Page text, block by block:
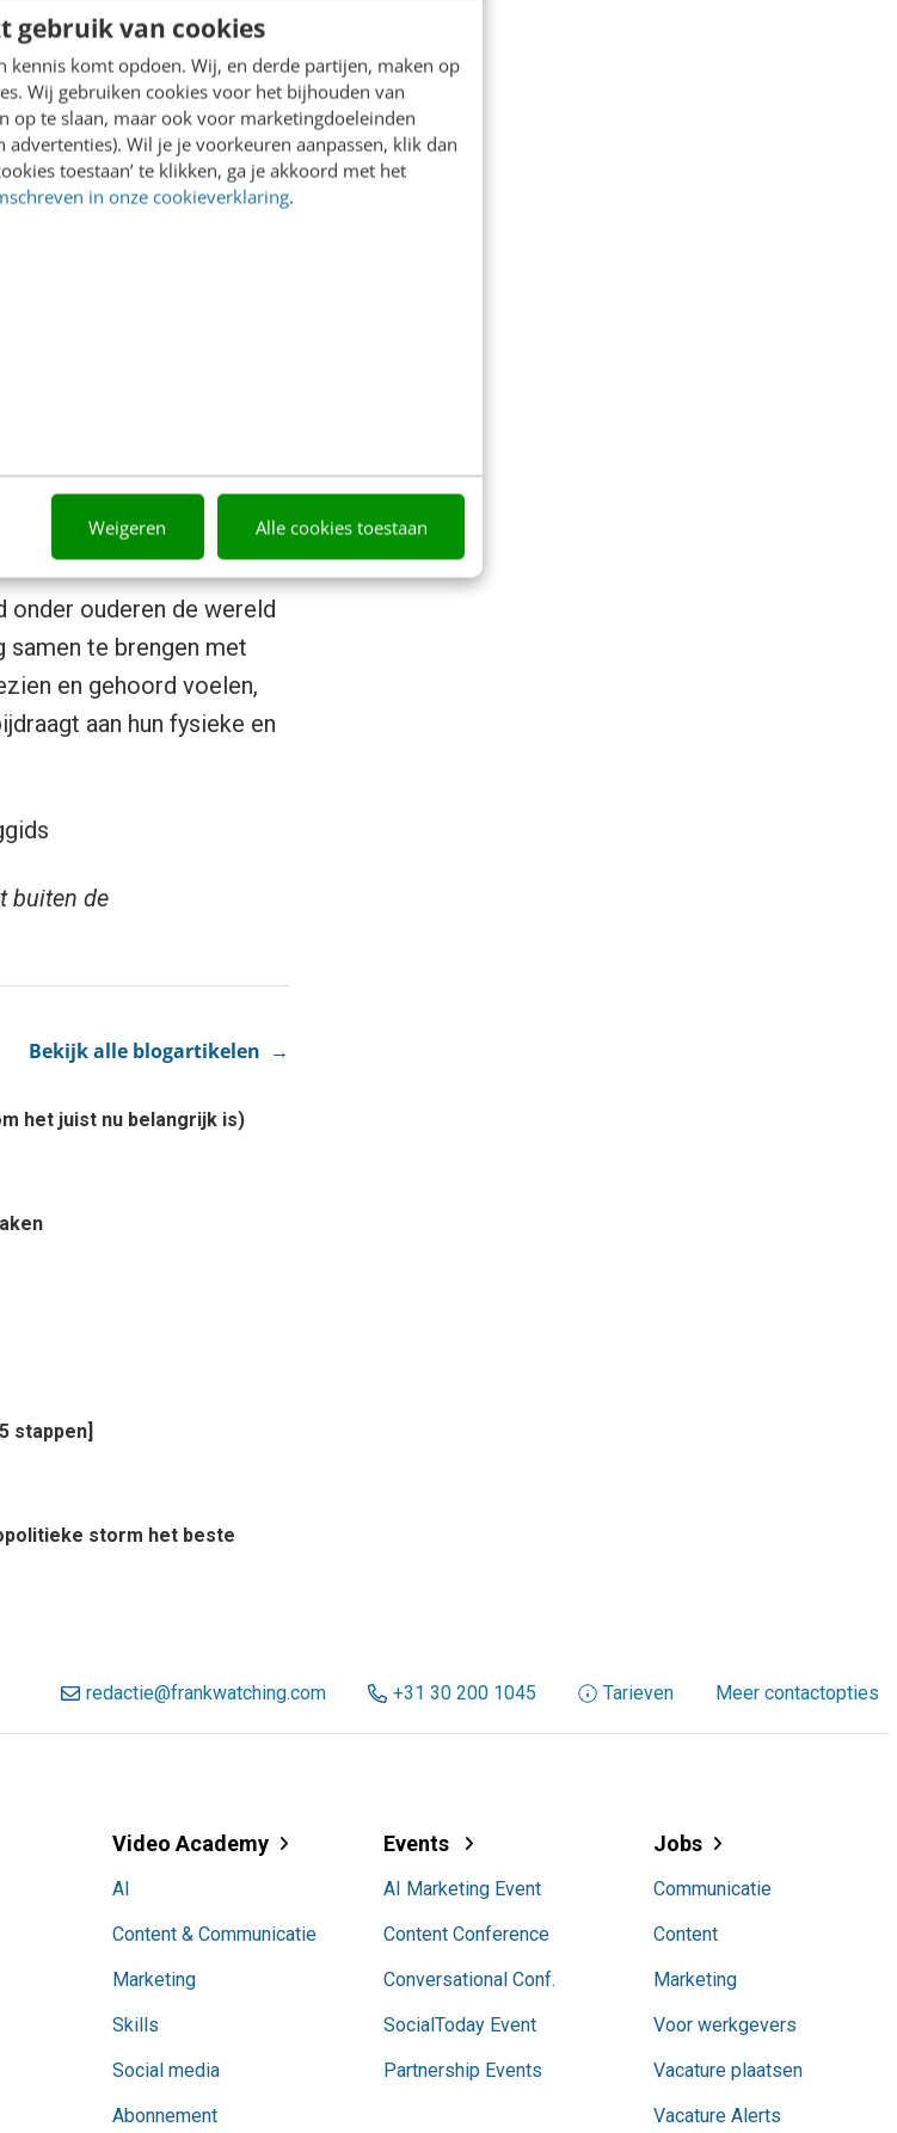
gebruik van cookies
kennis komt opdoen. Wij, en derde partijen, maken op
Wij gebruiken cookies voor het bijhouden van
op te slaan, maar ook voor marketingdoeleinden
Wil je je voorkeuren aanpassen, klik dan
toestaan’ te klikken, ga je akkoord met het
in onze cookieverklaring.
Weigeren Alle cookies toestaan
dat we met zoveel
mogelijk maken. Samen
creëren. Dat is
van ouderen van
is voor
voor hun gezondheid.”
bij ouderen
stelt dat er wel
komen om ouderen
onder ouderen de wereld
samen te brengen met
en gehoord voelen,
aan hun fysieke en
buiten de
Bekijk alle blogartikelen →
het juist nu belangrijk is)
stappen]
storm het beste
redactie@frankwatching.com +31 30 200 1045 Tarieven Meer contactopties
Video Academy
AI
Content & Communicatie
Marketing
Skills
Social media
Abonnement
Events
AI Marketing Event
Content Conference
Conversational Conf.
SocialToday Event
Partnership Events
Jobs
Communicatie
Content
Marketing
Voor werkgevers
Vacature plaatsen
Vacature Alerts